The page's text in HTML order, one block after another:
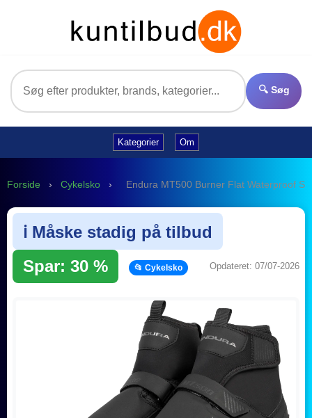
🔍 Søg
Kategorier Om
Forside › Cykelsko › Endura MT500 Burner Flat Waterproof
ℹ️ Måske stadig på tilbud
Spar: 30 %
📂 Cykelsko Opdateret: 07/07-2026